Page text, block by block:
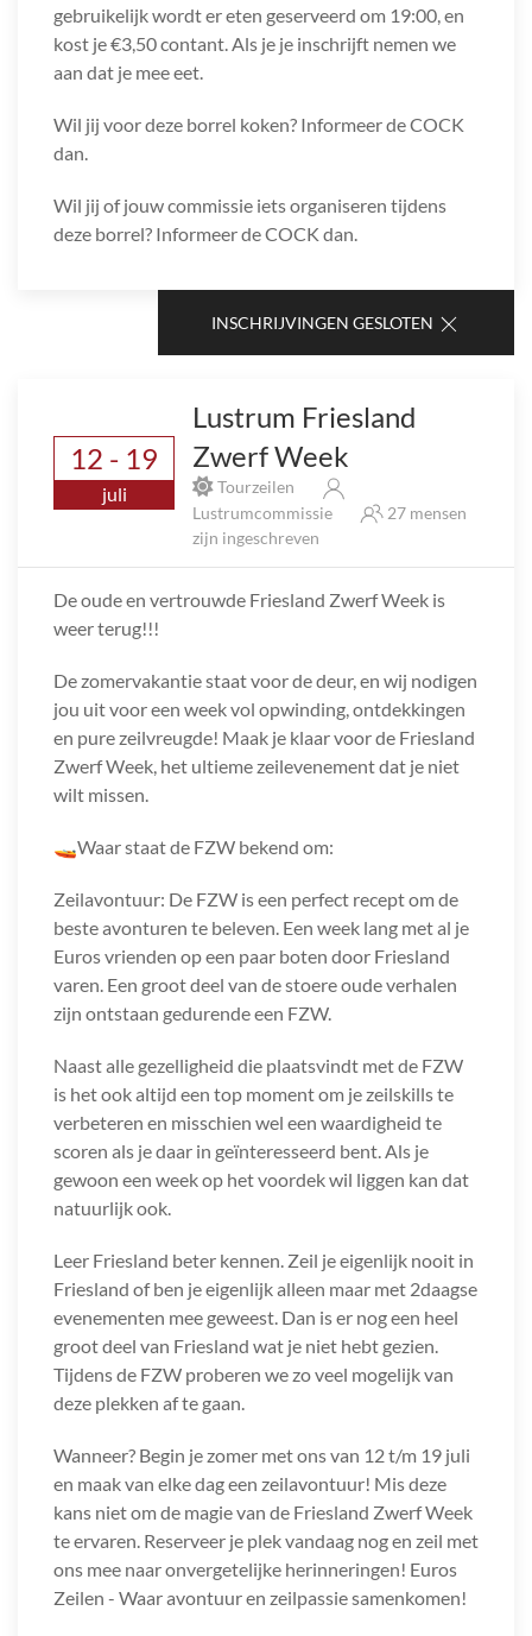
gebruikelijk wordt er eten geserveerd om 19:00, en
kost je €3,50 contant. Als je je inschrijft nemen we
aan dat je mee eet.
Wil jij voor deze borrel koken? Informeer de COCK
dan.
Wil jij of jouw commissie iets organiseren tijdens
deze borrel? Informeer de COCK dan.
INSCHRIJVINGEN GESLOTEN
12 - 19
juli
Lustrum Friesland
Zwerf Week
Tourzeilen
Lustrumcommissie
27 mensen
zijn ingeschreven
De oude en vertrouwde Friesland Zwerf Week is
weer terug!!!
De zomervakantie staat voor de deur, en wij nodigen
jou uit voor een week vol opwinding, ontdekkingen
en pure zeilvreugde! Maak je klaar voor de Friesland
Zwerf Week, het ultieme zeilevenement dat je niet
wilt missen.
🚤Waar staat de FZW bekend om:
Zeilavontuur: De FZW is een perfect recept om de
beste avonturen te beleven. Een week lang met al je
Euros vrienden op een paar boten door Friesland
varen. Een groot deel van de stoere oude verhalen
zijn ontstaan gedurende een FZW.
Naast alle gezelligheid die plaatsvindt met de FZW
is het ook altijd een top moment om je zeilskills te
verbeteren en misschien wel een waardigheid te
scoren als je daar in geïnteresseerd bent. Als je
gewoon een week op het voordek wil liggen kan dat
natuurlijk ook.
Leer Friesland beter kennen. Zeil je eigenlijk nooit in
Friesland of ben je eigenlijk alleen maar met 2daagse
evenementen mee geweest. Dan is er nog een heel
groot deel van Friesland wat je niet hebt gezien.
Tijdens de FZW proberen we zo veel mogelijk van
deze plekken af te gaan.
Wanneer? Begin je zomer met ons van 12 t/m 19 juli
en maak van elke dag een zeilavontuur! Mis deze
kans niet om de magie van de Friesland Zwerf Week
te ervaren. Reserveer je plek vandaag nog en zeil met
ons mee naar onvergetelijke herinneringen! Euros
Zeilen - Waar avontuur en zeilpassie samenkomen!